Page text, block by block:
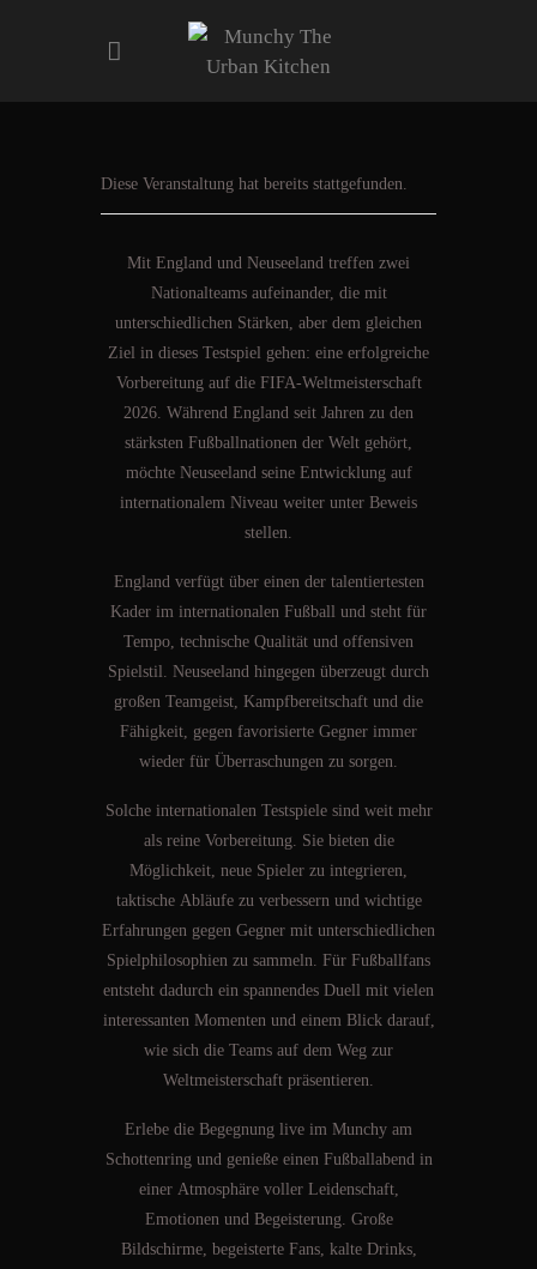
SPORT EVENTS
AFTER WORK
CONTACT
RESERVATIONS
Diese Veranstaltung hat bereits stattgefunden.
Mit England und Neuseeland treffen zwei
Nationalteams aufeinander, die mit
unterschiedlichen Stärken, aber dem gleichen
Ziel in dieses Testspiel gehen: eine erfolgreiche
Vorbereitung auf die FIFA-Weltmeisterschaft
2026. Während England seit Jahren zu den
stärksten Fußballnationen der Welt gehört,
möchte Neuseeland seine Entwicklung auf
internationalem Niveau weiter unter Beweis
stellen.
England verfügt über einen der talentiertesten
Kader im internationalen Fußball und steht für
Tempo, technische Qualität und offensiven
Spielstil. Neuseeland hingegen überzeugt durch
großen Teamgeist, Kampfbereitschaft und die
Fähigkeit, gegen favorisierte Gegner immer
wieder für Überraschungen zu sorgen.
Solche internationalen Testspiele sind weit mehr
als reine Vorbereitung. Sie bieten die
Möglichkeit, neue Spieler zu integrieren,
taktische Abläufe zu verbessern und wichtige
Erfahrungen gegen Gegner mit unterschiedlichen
Spielphilosophien zu sammeln. Für Fußballfans
entsteht dadurch ein spannendes Duell mit vielen
interessanten Momenten und einem Blick darauf,
wie sich die Teams auf dem Weg zur
Weltmeisterschaft präsentieren.
Erlebe die Begegnung live im Munchy am
Schottenring und genieße einen Fußballabend in
einer Atmosphäre voller Leidenschaft,
Emotionen und Begeisterung. Große
Bildschirme, begeisterte Fans, kalte Drinks,